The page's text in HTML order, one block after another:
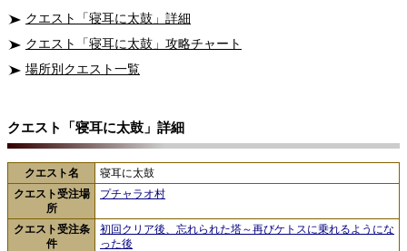
クエスト「寝耳に太鼓」詳細
クエスト「寝耳に太鼓」攻略チャート
場所別クエスト一覧
クエスト「寝耳に太鼓」詳細
クエスト名
寝耳に太鼓
クエスト受注場
所
プチャラオ村
クエスト受注条
件
初回クリア後、忘れられた塔～再びケトスに乗れるようにな
った後